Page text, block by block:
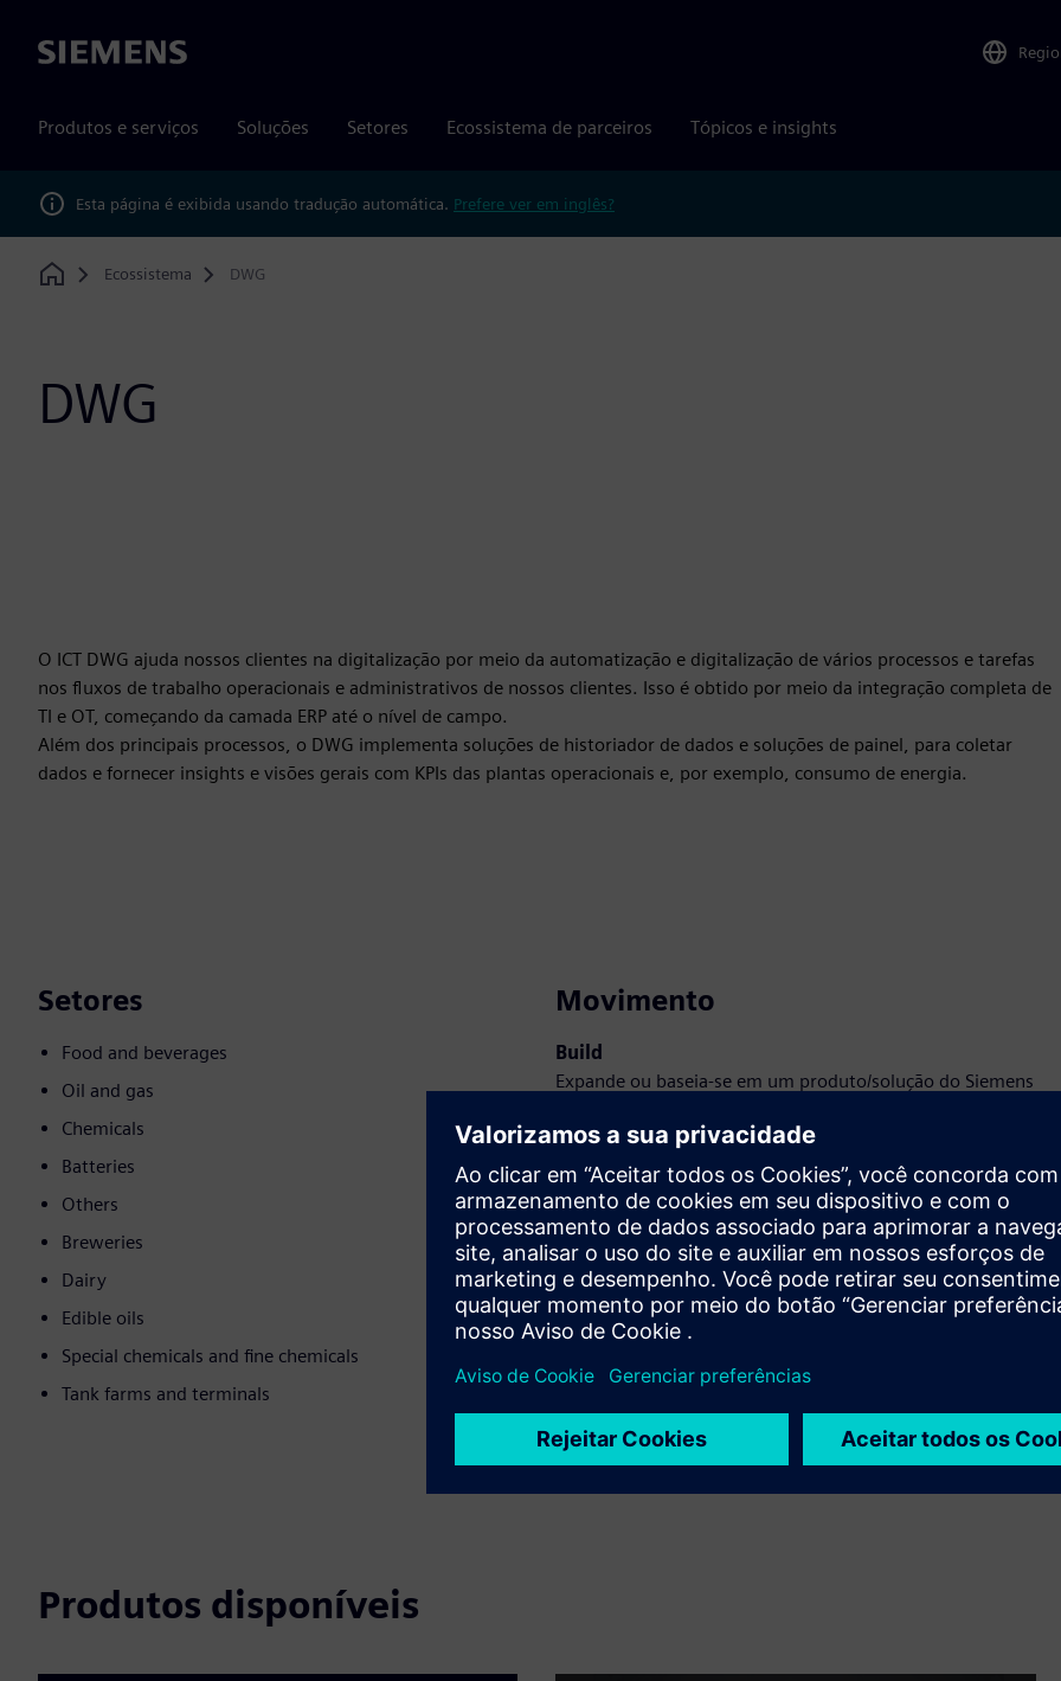
Siemens
Produtos e serviços Soluções Setores Ecossistema de parceiros Tópicos e insights
Esta página é exibida usando tradução automática. Prefere ver em inglês?
Home
Ecossistema DWG
DWG
O ICT DWG ajuda nossos clientes na digitalização por meio da automatização e digitalização de vários processos e tarefas
nos fluxos de trabalho operacionais e administrativos de nossos clientes. Isso é obtido por meio da integração completa de
TI e OT, começando da camada ERP até o nível de campo.
Além dos principais processos, o DWG implementa soluções de historiador de dados e soluções de painel, para coletar
dados e fornecer insights e visões gerais com KPIs das plantas operacionais e, por exemplo, consumo de energia.
Setores
Food and beverages
Oil and gas
Chemicals
Batteries
Others
Breweries
Dairy
Edible oils
Special chemicals and fine chemicals
Tank farms and terminals
Movimento
Build
Expande ou baseia-se em um produto/solução do Siemens
solução para o cliente via integração do produto Siemens
Xcelerator com produto próprio
Sell
Revenda ou faça venda conjunta de software e de
hardware habilitado digitalmente baseado no Siemens
Xcelerator
Service
Fornece um serviço para um produto/solução do Siemens
lo, operá-lo ou mantê-lo
Produtos disponíveis